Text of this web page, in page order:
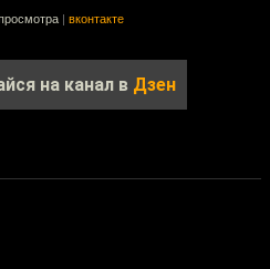
вконтакте
на канал в Дзен